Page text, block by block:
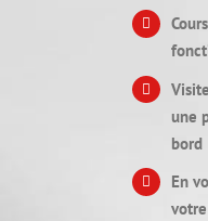
une
bord
En